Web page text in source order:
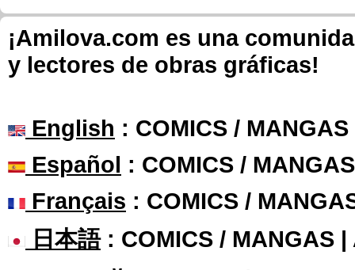
¡Amilova.com es una
y lectores de obras gráficas!
English : COMICS /
Español : COMICS /
Français : COMICS /
日本語: COMICS / MANGAS |